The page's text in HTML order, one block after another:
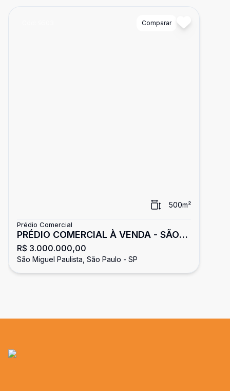
Comparar
500m²
Prédio Comercial
PRÉDIO COMERCIAL À VENDA - SÃO
MIGUEL PAULISTA
R$ 3.000.000,00
São Miguel Paulista, São Paulo - SP